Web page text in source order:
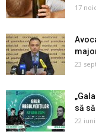
17
23
să
22